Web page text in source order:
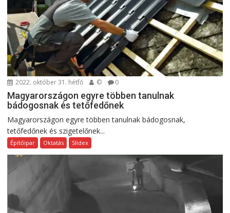
2022. október 31. hétfő © 0
Magyarországon egyre többen tanulnak
bádogosnak és tetőfedőnek
Magyarországon egyre többen tanulnak bádogosnak,
tetőfedőnek és szigetelőnek...
Építőipar Oktatás Slidex